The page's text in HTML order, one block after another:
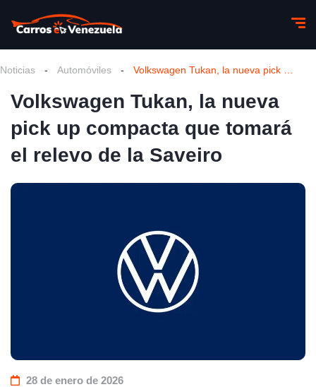
Noticias - Automóviles -
Volkswagen Tukan, la nueva
pick up compacta que tomará
el relevo de la Saveiro
28 de enero de 2026